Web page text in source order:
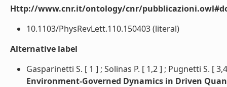
Http://www.cnr.it/ontology/cnr/
10.1103/PhysRevLett.110.150403 (literal)
Alternative label
Gasparinetti S. [ 1 ] ; Solinas P. [ 1,2 ] ; Pugnetti S. [
Environment-Governed Dynamics in Driven